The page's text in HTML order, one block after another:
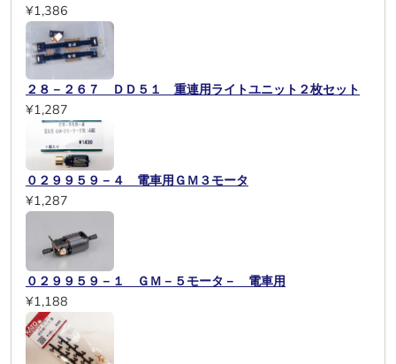
¥1,386
２８－２６７ ＤＤ５１ 重連用ライトユニット２枚セット
¥1,287
０２９９５９－４ 電車用ＧＭ３モータ
¥1,287
０２９９５９－１ ＧＭ－５モータ－ 電車用
¥1,188